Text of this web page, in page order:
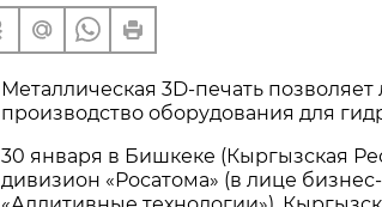
Металлическая 3D-печать позволяет
производство оборудования для
30 января в Бишкеке (Кыргызская
дивизион «Росатома» (в лице